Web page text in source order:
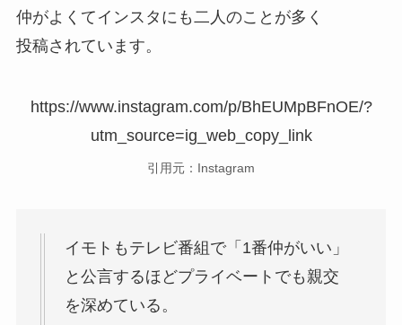
仲がよくてインスタにも二人のことが多く
投稿されています。
https://www.instagram.com/p/BhEUMpBFnOE/?
utm_source=ig_web_copy_link
引用元：Instagram
イモトもテレビ番組で「1番仲がいい」
と公言するほどプライベートでも親交
を深めている。